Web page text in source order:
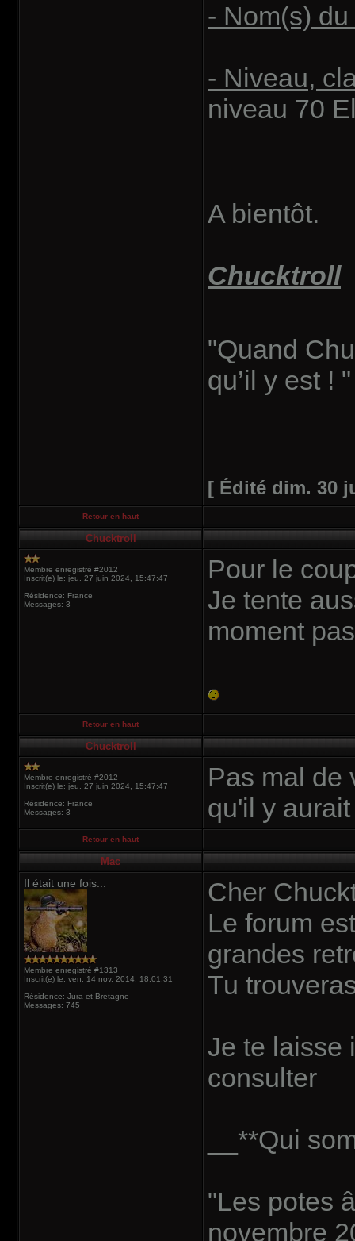
- Nom(s)
- Niveau,
niveau 70
A bientôt.
Chucktroll
"Quand
qu’il y est ! "
[ Édité dim. 30
Retour en haut
Chucktroll
Membre enregistré #2012
Inscrit(e) le: jeu. 27 juin 2024, 15:47:47
Résidence: France
Messages: 3
Pour le
Je tente
moment
Retour en haut
Chucktroll
Membre enregistré #2012
Inscrit(e) le: jeu. 27 juin 2024, 15:47:47
Résidence: France
Messages: 3
Pas mal de
qu'il y
Retour en haut
Mac
Il était une fois...
Membre enregistré #1313
Inscrit(e) le: ven. 14 nov. 2014, 18:01:31
Résidence: Jura et Bretagne
Messages: 745
Cher
Le forum
grandes
Tu
Je te laisse
consulter
__**Qui
"Les potes
novembre